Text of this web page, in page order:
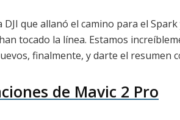
que allanó el camino para el Spark
tocado la línea. Estamos
finalmente, y darte el resumen
de Mavic 2 Pro